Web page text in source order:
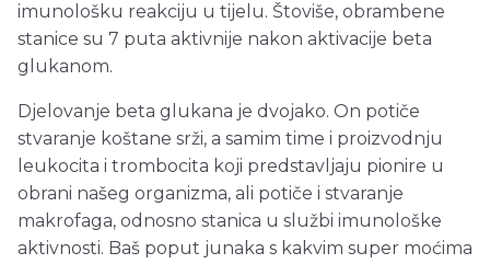
imunološku reakciju u tijelu. Štoviše, obrambene
stanice su 7 puta aktivnije nakon aktivacije beta
glukanom.
Djelovanje beta glukana je dvojako. On potiče
stvaranje koštane srži, a samim time i proizvodnju
leukocita i trombocita koji predstavljaju pionire u
obrani našeg organizma, ali potiče i stvaranje
makrofaga, odnosno stanica u službi imunološke
aktivnosti. Baš poput junaka s kakvim super moćima